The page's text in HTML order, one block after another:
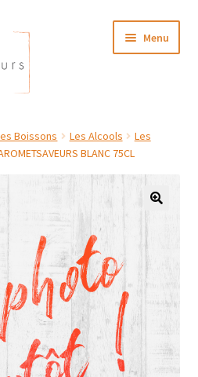
Menu
Boissons Les Alcools
Les
BLANC 75CL